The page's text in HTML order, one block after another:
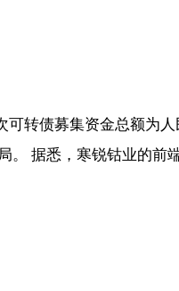
转债募集资金总额为
。 据悉，寒锐钴业的前